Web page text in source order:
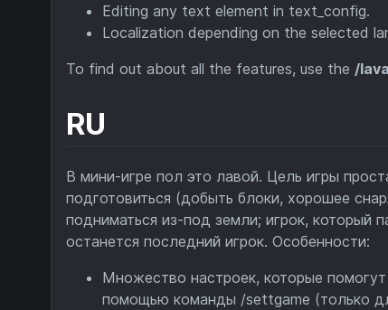
Editing any text element in text_config.
Localization depending on the selected
To find out about all the features, use the /
RU
В мини-игре пол это лавой. Цель игры
подготовиться (добыть блоки, хорошее
подниматься из-под земли; игрок, который
останется последний игрок. Особенности:
Множество настроек, которые
помощью команды /settgame (только